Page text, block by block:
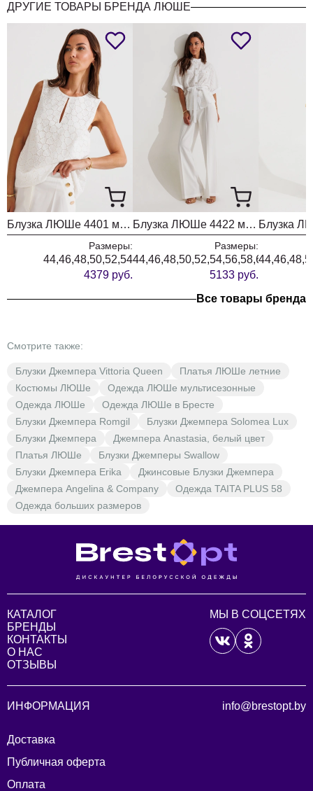
ДРУГИЕ ТОВАРЫ БРЕНДА ЛЮШЕ
Блузка ЛЮШе 4401 молочный
Размеры:
44,46,48,50,52,54
4379 руб.
Блузка ЛЮШе 4422 молочный
Размеры:
44,46,48,50,52,54,56,58,60
5133 руб.
Все товары бренда
Смотрите также:
Блузки Джемпера Vittoria Queen
Платья ЛЮШе летние
Костюмы ЛЮШе
Одежда ЛЮШе мультисезонные
Одежда ЛЮШе
Одежда ЛЮШе в Бресте
Блузки Джемпера Romgil
Блузки Джемпера Solomea Lux
Блузки Джемпера
Джемпера Anastasia, белый цвет
Платья ЛЮШе
Блузки Джемперы Swallow
Блузки Джемпера Erika
Джинсовые Блузки Джемпера
Джемпера Angelina & Company
Одежда TAITA PLUS 58
Одежда больших размеров
КАТАЛОГ
БРЕНДЫ
КОНТАКТЫ
О НАС
ОТЗЫВЫ
МЫ В СОЦСЕТЯХ
ИНФОРМАЦИЯ
Доставка
Публичная оферта
Оплата
info@brestopt.by